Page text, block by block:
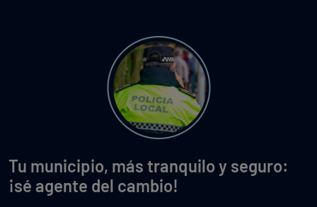
Tu municipio, más tranquilo y seguro:
¡sé agente del cambio!